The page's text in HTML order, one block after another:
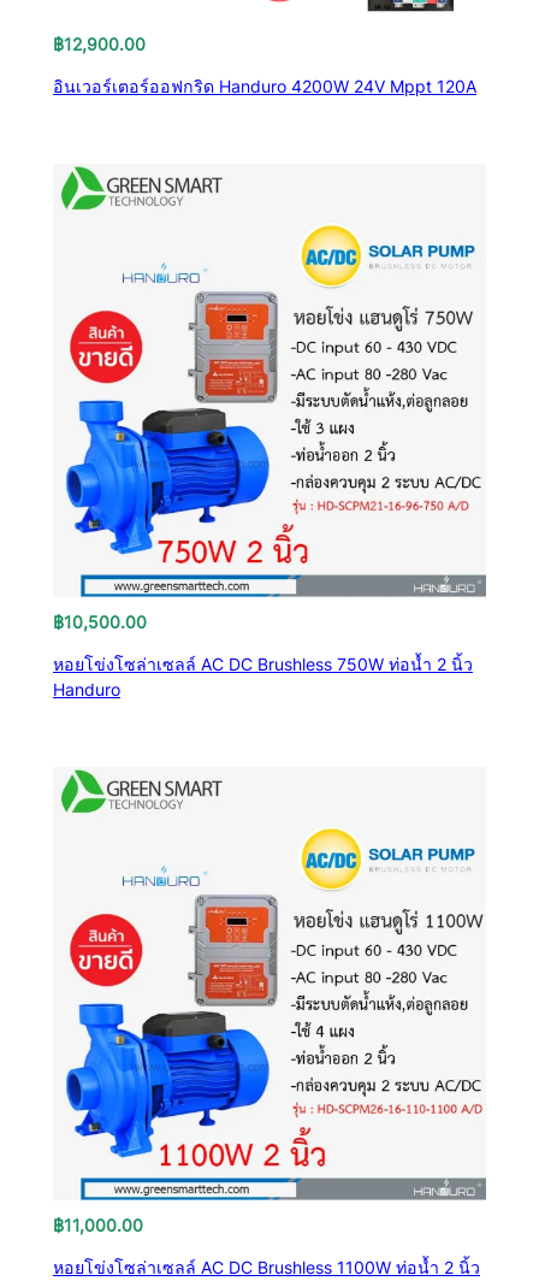
฿12,900.00
อินเวอร์เตอร์ออฟกริด Handuro 4200W 24V Mppt 120A
฿10,500.00
หอยโข่งโซล่าเซลล์ AC DC Brushless 750W ท่อน้ำ 2 นิ้ว
Handuro
฿11,000.00
หอยโข่งโซล่าเซลล์ AC DC Brushless 1100W ท่อน้ำ 2 นิ้ว